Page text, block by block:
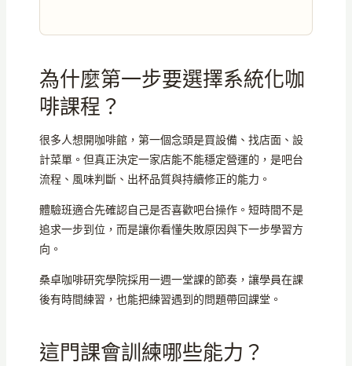
為什麼第一步要選擇系統化咖
啡課程？
很多人想開咖啡館，第一個念頭是買設備、找店面、設
計菜單。但真正決定一家店能不能穩定營運的，是吧台
流程、風味判斷、出杯品質與持續修正的能力。
體驗班適合先確認自己是否喜歡吧台操作。短時間不是
追求一步到位，而是讓你看懂失敗原因與下一步學習方
向。
桑卓咖啡研究學院採用一週一堂課的節奏，讓學員在課
後有時間練習，也能把練習遇到的問題帶回課堂。
這門課會訓練哪些能力？